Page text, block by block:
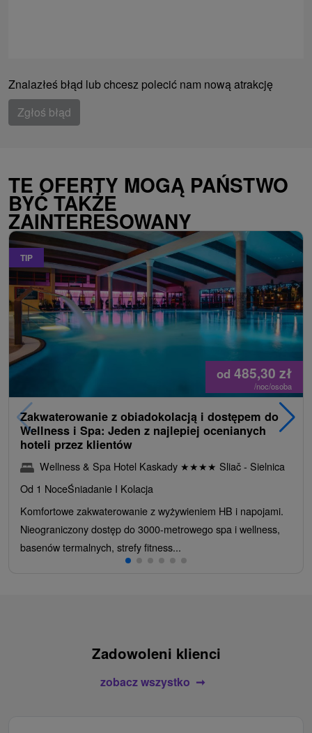
Znalazłeś błąd lub chcesz polecić nam nową atrakcję
Zgłoś błąd
TE OFERTY MOGĄ PAŃSTWO
BYĆ TAKŻE
ZAINTERESOWANY
TIP
od 485,30 zł
/noc/osoba
Zakwaterowanie z obiadokolacją i dostępem do
Wellness i Spa: Jeden z najlepiej ocenianych
hoteli przez klientów
Wellness & Spa Hotel Kaskady ★★★★ Sliač - Sielnica
Od 1 NoceŚniadanie I Kolacja
Komfortowe zakwaterowanie z wyżywieniem HB i napojami.
Nieograniczony dostęp do 3000-metrowego spa i wellness,
basenów termalnych, strefy fitness...
Zadowoleni klienci
zobacz wszystko